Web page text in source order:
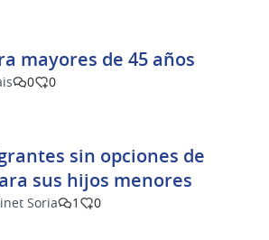
mayores de 45 años
0 0
sin opciones de
sus hijos menores
Soria 1 0